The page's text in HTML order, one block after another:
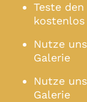
Teste
kostenlos
Nutze
Galerie
Nutze
Galerie